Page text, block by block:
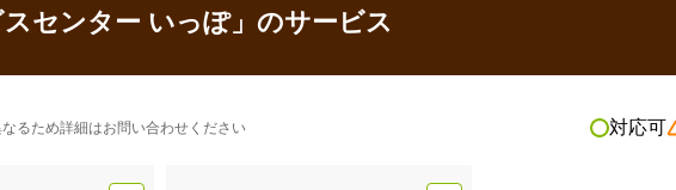
スセンター いっぽ」のサービス
対応可
るため詳細はお問い合わせください